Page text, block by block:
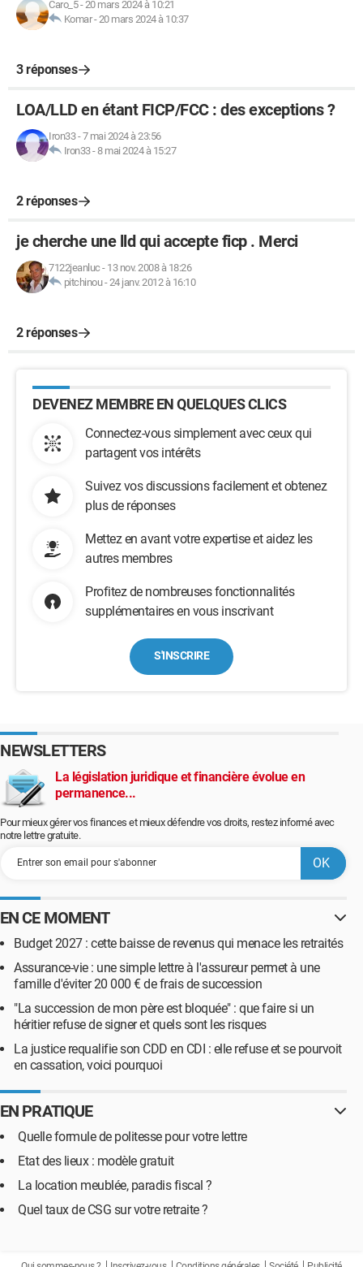
Caro_5-20 mars 2024 à 10:21
Komar-20 mars 2024 à 10:37
3 réponses
LOA/LLD en étant FICP/FCC : des exceptions ?
Iron33-7 mai 2024 à 23:56
Iron33-8 mai 2024 à 15:27
2 réponses
je cherche une lld qui accepte ficp . Merci
7122jeanluc - 13 nov. 2008 à 18:26
pitchinou-24 janv. 2012 à 16:10
2 réponses
DEVENEZ MEMBRE EN QUELQUES CLICS
Connectez-vous simplement avec ceux qui
partagent vos intérêts
Suivez vos discussions facilement et obtenez
plus de réponses
Mettez en avant votre expertise et aidez les
autres membres
Profitez de nombreuses fonctionnalités
supplémentaires en vous inscrivant
S'INSCRIRE
NEWSLETTERS
La législation juridique et financière évolue en
permanence...
Pour mieux gérer vos finances et mieux défendre vos droits, restez informé avec
notre lettre gratuite.
EN CE MOMENT
Budget 2027 : cette baisse de revenus qui menace les retraités
Assurance-vie : une simple lettre à l'assureur permet à une
famille d'éviter 20 000 € de frais de succession
"La succession de mon père est bloquée" : que faire si un
héritier refuse de signer et quels sont les risques
La justice requalifie son CDD en CDI : elle refuse et se pourvoit
en cassation, voici pourquoi
EN PRATIQUE
Quelle formule de politesse pour votre lettre
Etat des lieux : modèle gratuit
La location meublée, paradis fiscal ?
Quel taux de CSG sur votre retraite ?